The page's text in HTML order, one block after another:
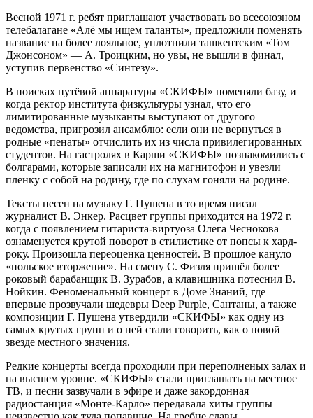
Весной 1971 г. ребят приглашают участвовать во всесоюзном
телебалагане «Алё мы ищем таланты», предложили поменять
название на более лояльное, уплотнили ташкентским «Том
Джонсоном» — А. Троицким, но увы, не вышли в финал,
уступив первенство «Синтезу».
В поисках путёвой аппаратуры «СКИФЫ» поменяли базу, и
когда ректор института физкультуры узнал, что его
лимитированные музыканты выступают от другого
ведомства, пригрозил ансамблю: если они не вернуться в
родные «пенаты» отчислить их из числа привилегированных
студентов. На гастролях в Карши «СКИФЫ» познакомились с
болгарами, которые записали их на магнитофон и увезли
пленку с собой на родину, где по слухам гоняли на родине.
Тексты песен на музыку Г. Пушена в то время писал
журналист В. Энкер. Расцвет группы приходится на 1972 г.
когда с появлением гитариста-виртуоза Олега Чеснокова
ознаменуется крутой поворот в стилистике от попсы к хард-
року. Произошла переоценка ценностей. В прошлое кануло
«польское вторжение». На смену С. Физля пришёл более
роковый барабанщик В. Зурабов, а клавишника потеснил В.
Нойкин. Феноменальный концерт в Доме Знаний, где
впервые прозвучали шедевры Deep Purple, Сантаны, а также
композиции Г. Пушена утвердили «СКИФЫ» как одну из
самых крутых групп и о ней стали говорить, как о новой
звезде местного значения.
Редкие концерты всегда проходили при переполненых залах и
на высшем уровне. «СКИФЫ» стали приглашать на местное
ТВ, и песни зазвучали в эфире и даже закордонная
радиостанция «Монте-Карло» передавала хиты группы